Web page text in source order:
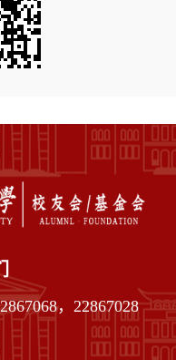
，22867028